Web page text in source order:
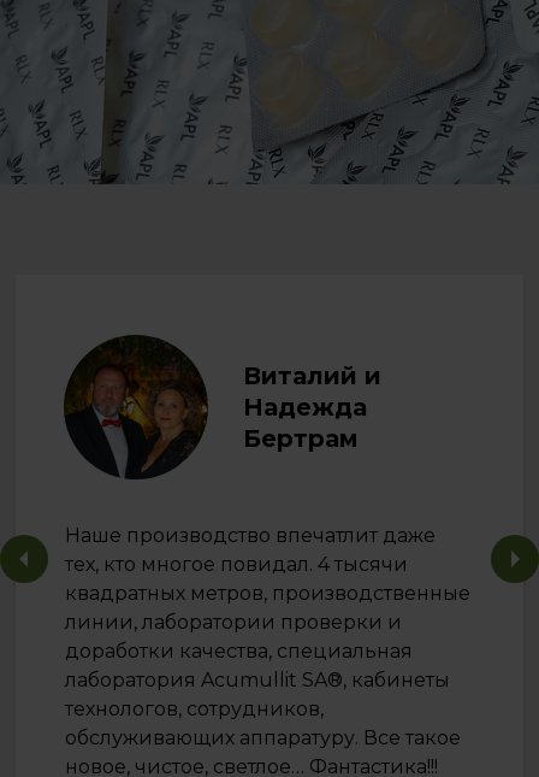
Виталий и
Надежда
Бертрам
Наше производство впечатлит даже
тех, кто многое повидал. 4 тысячи
квадратных метров, производственные
линии, лаборатории проверки и
доработки качества, специальная
лаборатория Acumullit SA®, кабинеты
технологов, сотрудников,
обслуживающих аппаратуру. Все такое
новое, чистое, светлое… Фантастика!!!